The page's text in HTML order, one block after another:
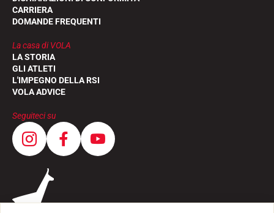
CARRIERA
DOMANDE FREQUENTI
La casa di VOLA
LA STORIA
GLI ATLETI
L'IMPEGNO DELLA RSI
VOLA ADVICE
Seguiteci su